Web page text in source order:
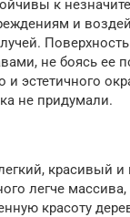
к
и
не боясь ее
и эстетичного
не придумали.
красивый и
легче
красоту